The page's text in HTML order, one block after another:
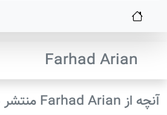
Farhad Arian
آنچه از Farhad Arian منتشر شده است